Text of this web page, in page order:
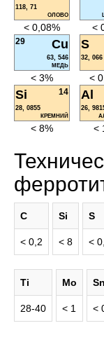
118, 71
ОЛОВО
< 0,08% <
Cu
29
63, 546
МЕДЬ
< 3%
S
32, 066
<
Si 14
28, 0855
КРЕМНИЙ
< 8%
Al
26,
<
C
< 0,2
Si
< 8
S
<
Ti
28-40
Mo
< 1
Sn
<